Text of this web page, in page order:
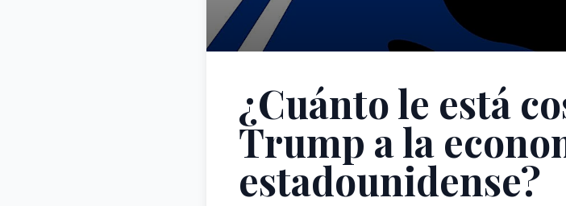
¿Cuánto le está
Trump a la
estadounidense?